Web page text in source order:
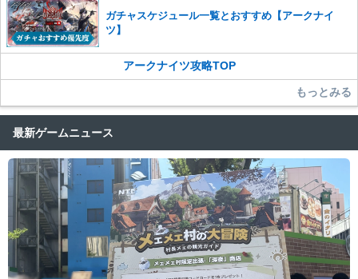
ガチャスケジュール一覧とおすすめ【アークナイ
ツ】
アークナイツ攻略TOP
もっとみる
最新ゲームニュース